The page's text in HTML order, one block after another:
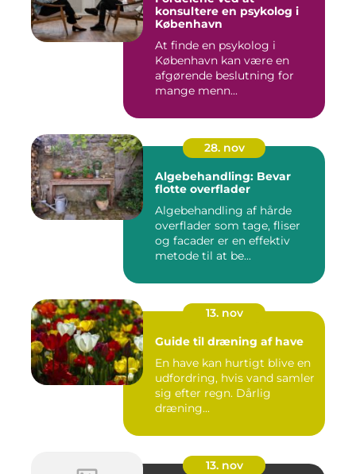
konsultere en psykolog i
København
At finde en psykolog i
København kan være en
afgørende beslutning for
mange menn...
28. nov
Algebehandling: Bevar
flotte overflader
Algebehandling af hårde
overflader som tage, fliser
og facader er en effektiv
metode til at be...
13. nov
Guide til dræning af have
En have kan hurtigt blive en
udfordring, hvis vand samler
sig efter regn. Dårlig
dræning...
13. nov